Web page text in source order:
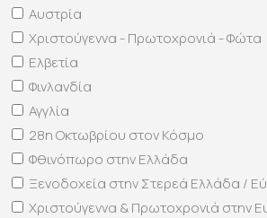
Αυστρία
Χριστούγεννα - Πρωτοχρονιά - Φώτα
Ελβετία
Φινλανδία
Αγγλία
28η Οκτωβρίου στον Κόσμο
Φθινόπωρο στην Ελλάδα
Ξενοδοχεία στην Στερεά Ελλάδα /
Χριστούγεννα & Πρωτοχρονιά στην